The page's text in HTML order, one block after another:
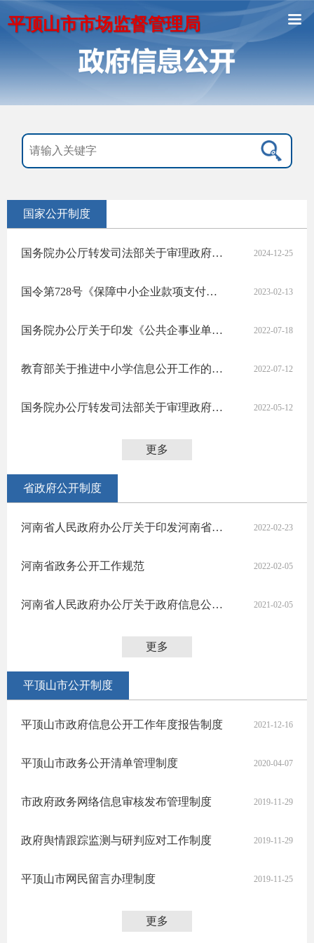
平顶山市市场监督管理局
国家公开制度
​国务院办公厅转发司法部关于审理政府信息公开行政复议案件若干问题指导意见的通知 2024-12-25
国令第728号《保障中小企业款项支付条例》 2023-02-13
国务院办公厅关于印发《公共企事业单位信息公开规定制定办法》的通知 2022-07-18
教育部关于推进中小学信息公开工作的意见 2022-07-12
国务院办公厅转发司法部关于审理政府信息公开行政复议案件若干问题指导意见的通知 2022-05-12
更多
省政府公开制度
河南省人民政府办公厅关于印发河南省政府信息公开申请办理答复规范文书格式的通知 2022-02-23
河南省政务公开工作规范 2022-02-05
河南省人民政府办公厅关于政府信息公开信息处理费征收有关问题的通知 2021-02-05
更多
平顶山市公开制度
平顶山市政府信息公开工作年度报告制度 2021-12-16
平顶山市政务公开清单管理制度 2020-04-07
市政府政务网络信息审核发布管理制度 2019-11-29
政府舆情跟踪监测与研判应对工作制度 2019-11-29
平顶山市网民留言办理制度 2019-11-25
更多